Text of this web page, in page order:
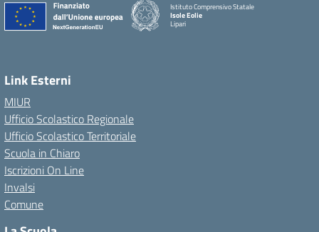
Istituto Comprensivo Statale
Isole Eolie
Lipari
Link Esterni
MIUR
Ufficio Scolastico Regionale
Ufficio Scolastico Territoriale
Scuola in Chiaro
Iscrizioni On Line
Invalsi
Comune